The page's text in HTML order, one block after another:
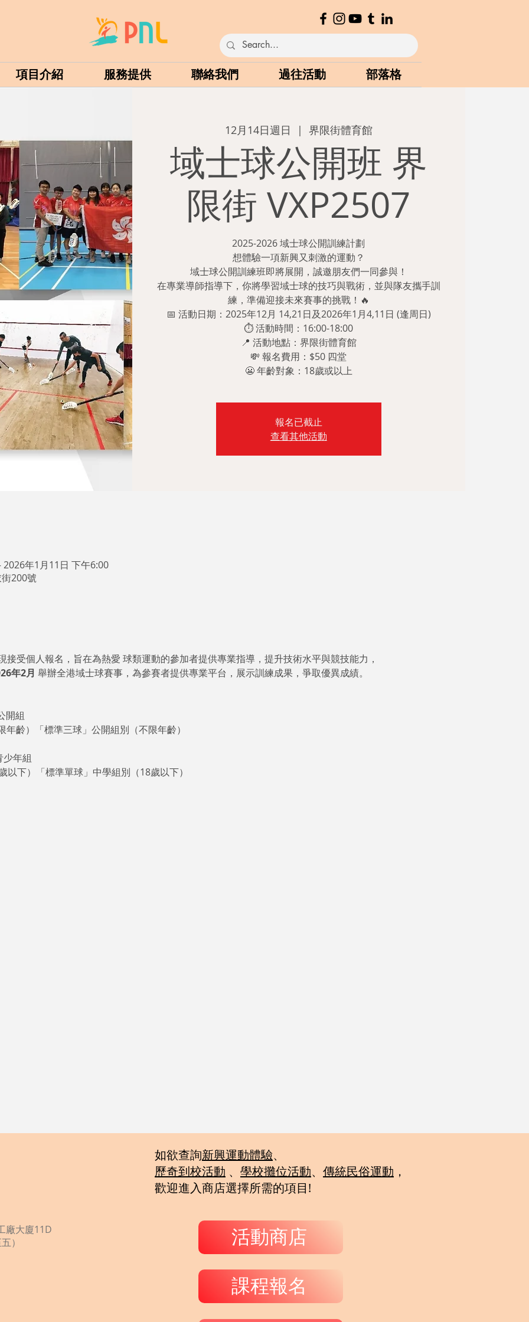
項目介紹 服務提供 聯絡我們 過往活動 部落格
12月14日週日
  |
界限街體育館
域士球公開班 界
限街 VXP2507
2025-2026 域士球公開訓練計劃
想體驗一項新興又刺激的運動？
域士球公開訓練班即將展開，誠邀朋友們一同參與！
在專業導師指導下，你將學習域士球的技巧與戰術，並與隊友攜手訓
練，準備迎接未來賽事的挑戰！🔥
📅 活動日期：2025年12月 14,21日及2026年1月4,11日 (逢周日)
⏱️ 活動時間：16:00-18:00
📍 活動地點：界限街體育館
💸 報名費用：$50 四堂
😬 年齡對象：18歲或以上
報名已截止
查看其他活動
年1月11日 下午6:00
200號
接受個人報名，旨在為熱愛 球類運動的參加者提供專業指導，提升技術水平與競技能力，
年2月 舉辦全港域士球賽事，為參賽者提供專業平台，展示訓練成果，爭取優異成績。
開組
齡）「標準三球」公開組別（不限年齡）
年組
以下）「標準單球」中學組別（18歲以下）
廠大廈11D
）
如欲查詢新興運動體驗、
歷奇到校活動 、 學校攤位活動、 傳統民俗運動 ，
歡迎進入商店選擇所需的項目!
活動商店
課程報名